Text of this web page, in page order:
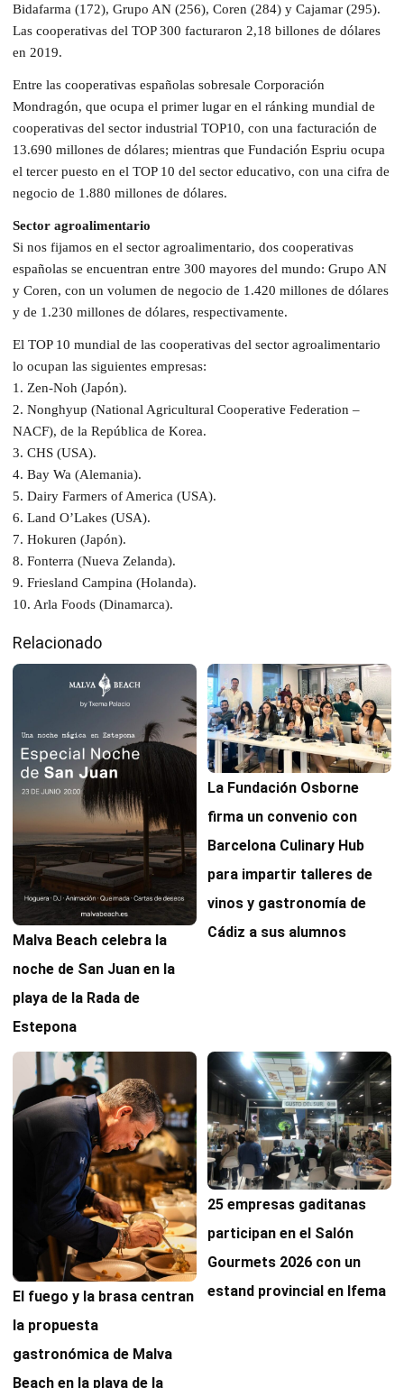
Bidafarma (172), Grupo AN (256), Coren (284) y Cajamar (295).
Las cooperativas del TOP 300 facturaron 2,18 billones de dólares
en 2019.
Entre las cooperativas españolas sobresale Corporación
Mondragón, que ocupa el primer lugar en el ránking mundial de
cooperativas del sector industrial TOP10, con una facturación de
13.690 millones de dólares; mientras que Fundación Espriu ocupa
el tercer puesto en el TOP 10 del sector educativo, con una cifra de
negocio de 1.880 millones de dólares.
Sector agroalimentario
Si nos fijamos en el sector agroalimentario, dos cooperativas
españolas se encuentran entre 300 mayores del mundo: Grupo AN
y Coren, con un volumen de negocio de 1.420 millones de dólares
y de 1.230 millones de dólares, respectivamente.
El TOP 10 mundial de las cooperativas del sector agroalimentario
lo ocupan las siguientes empresas:
1. Zen-Noh (Japón).
2. Nonghyup (National Agricultural Cooperative Federation –
NACF), de la República de Korea.
3. CHS (USA).
4. Bay Wa (Alemania).
5. Dairy Farmers of America (USA).
6. Land O’Lakes (USA).
7. Hokuren (Japón).
8. Fonterra (Nueva Zelanda).
9. Friesland Campina (Holanda).
10. Arla Foods (Dinamarca).
Relacionado
Malva Beach celebra la
noche de San Juan en la
playa de la Rada de
Estepona
La Fundación Osborne
firma un convenio con
Barcelona Culinary Hub
para impartir talleres de
vinos y gastronomía de
Cádiz a sus alumnos
El fuego y la brasa centran
la propuesta
gastronómica de Malva
Beach en la playa de la
25 empresas gaditanas
participan en el Salón
Gourmets 2026 con un
estand provincial en Ifema